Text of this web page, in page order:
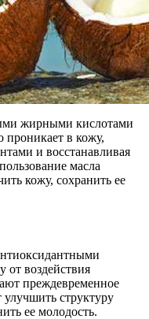
жирными кислотами
в кожу,
и восстанавливая
масла
кожу, сохранить ее
от воздействия
преждевременное
структуру
ее молодость.